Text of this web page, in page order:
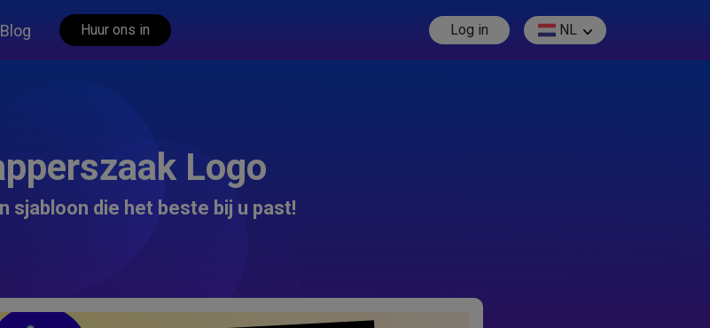
Blog Huur ons in Log in NL
Logo
sjabloon die het beste bij u past!